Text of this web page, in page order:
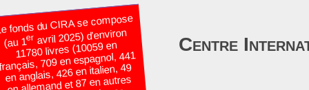
fonds du CIRA se compose
(au 1eravril 2025) d’environ
11780 livres (10059 en
709 en espagnol, 441
en anglais, 426 en italien, 49
en allemand et 87 en autres
Centre